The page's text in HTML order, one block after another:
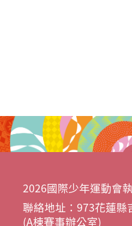
2026國際少年運動會
聯絡地址：973花蓮縣
(A棟賽事辦公室)